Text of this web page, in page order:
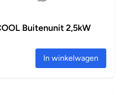
Buitenunit 2,5kW
In winkelwagen